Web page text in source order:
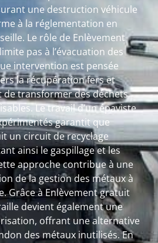
une destruction véhicule
à la réglementation en
Le rôle de Enlèvement
pas à l’évacuation des
intervention est pensée
la récupération fers et
transformer des déchets
Le travail d’un épaviste
garantit que
un circuit de recyclage
ainsi le gaspillage et les
approche contribue à une
de la gestion des métaux à
Grâce à Enlèvement gratuit
devient également une
offrant une alternative
des métaux inutilisés. En